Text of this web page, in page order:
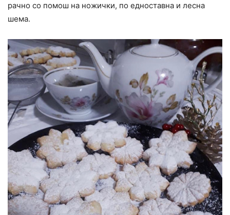
рачно со помош на ножички, по едноставна и лесна
шема.